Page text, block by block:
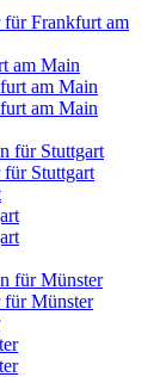
für Frankfurt am
am Main
am Main
am Main
für Stuttgart
für Stuttgart
für Münster
für Münster